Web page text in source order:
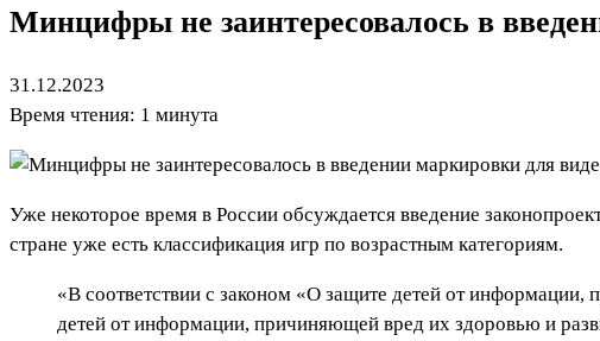
Минцифры не заинтересовалось в
31.12.2023
Время чтения: 1 минута
Уже некоторое время в России обсуждается введение
стране уже есть классификация игр по возрастным категориям.
«В соответствии с законом «О защите детей от
детей от информации, причиняющей вред их здоровью и